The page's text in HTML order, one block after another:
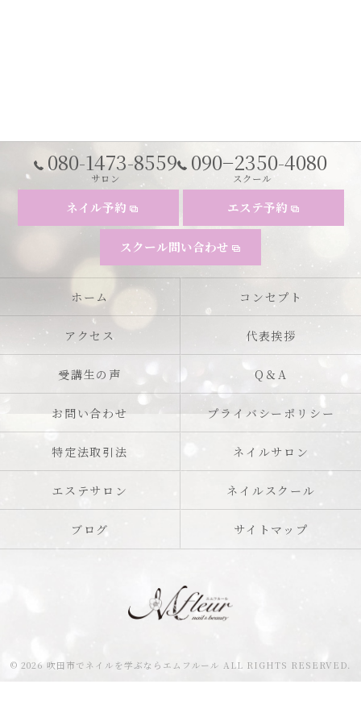
080-1473-8559
サロン
090−2350-4080
スクール
ネイル予約
スクール問い合わせ
エステ予約
ホーム コンセプト
アクセス 代表挨拶
受講生の声 Q＆A
お問い合わせ プライバシーポリシー
特定法取引法 ネイルサロン
エステサロン ネイルスクール
ブログ サイトマップ
© 2026 吹田市でネイルを学ぶならエムフルール ALL RIGHTS RESERVED.